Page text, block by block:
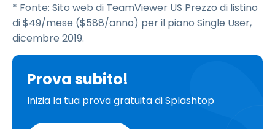
* Fonte: Sito web di TeamViewer US Prezzo di listino
di $49/mese ($588/anno) per il piano Single User,
dicembre 2019.
Prova subito!
Inizia la tua prova gratuita di Splashtop